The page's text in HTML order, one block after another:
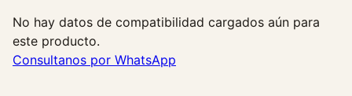
a
n
t
No hay datos de compatibilidad cargados aún para
este producto.
Consultanos por WhatsApp